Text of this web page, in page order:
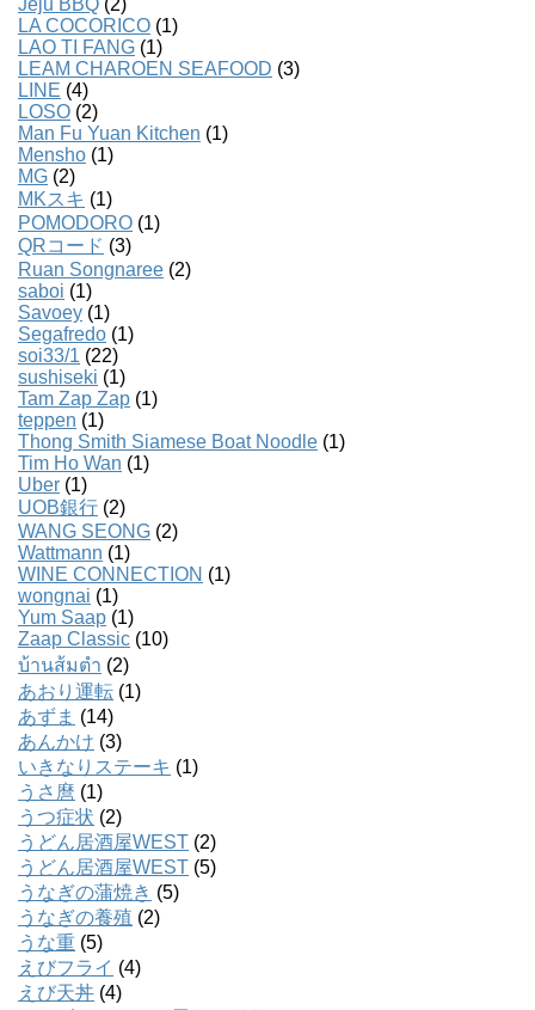
LA COCORICO (1)
LAO TI FANG (1)
LEAM CHAROEN SEAFOOD (3)
LINE (4)
LOSO (2)
Man Fu Yuan Kitchen (1)
Mensho (1)
MG (2)
MKスキ (1)
POMODORO (1)
QRコード (3)
Ruan Songnaree (2)
saboi (1)
Savoey (1)
Segafredo (1)
soi33/1 (22)
sushiseki (1)
Tam Zap Zap (1)
teppen (1)
Thong Smith Siamese Boat Noodle (1)
Tim Ho Wan (1)
Uber (1)
UOB銀行 (2)
WANG SEONG (2)
Wattmann (1)
WINE CONNECTION (1)
wongnai (1)
Yum Saap (1)
Zaap Classic (10)
บ้านส้มตํา (2)
あおり運転 (1)
あずま (14)
あんかけ (3)
いきなりステーキ (1)
うさ麿 (1)
うつ症状 (2)
うどん居酒屋WEST (2)
うどん居酒屋WEST (5)
うなぎの蒲焼き (5)
うなぎの養殖 (2)
うな重 (5)
えびフライ (4)
えび天丼 (4)